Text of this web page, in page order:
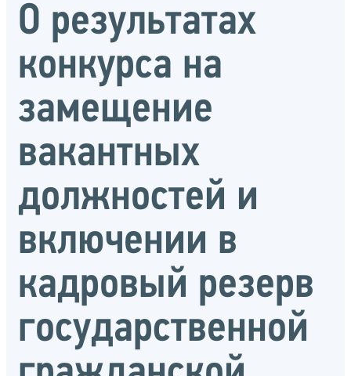
О результатах
конкурса на
замещение
вакантных
должностей и
включении в
кадровый резерв
государственной